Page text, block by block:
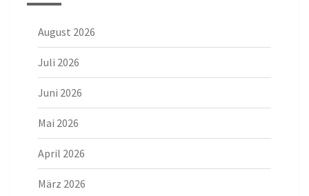
August 2026
Juli 2026
Juni 2026
Mai 2026
April 2026
März 2026